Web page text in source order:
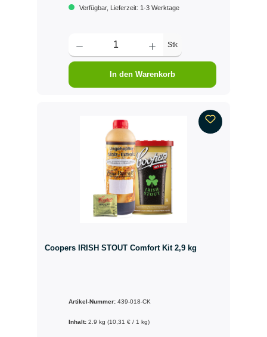
Verfügbar, Lieferzeit: 1-3 Werktage
Stk
In den Warenkorb
Coopers IRISH STOUT Comfort Kit 2,9 kg
Artikel-Nummer: 439-018-CK
Inhalt: 2.9 kg (10,31 € / 1 kg)